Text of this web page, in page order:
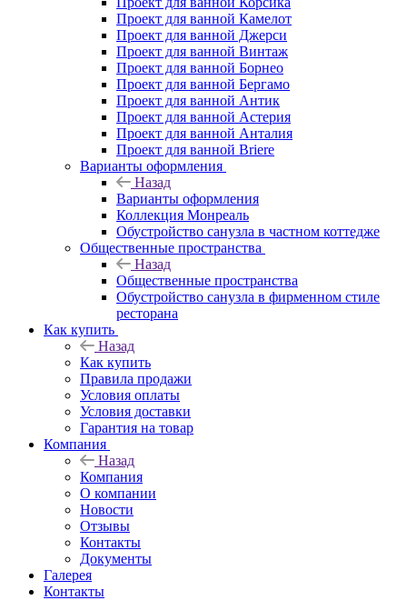
Проект для ванной Камелот
Проект для ванной Джерси
Проект для ванной Винтаж
Проект для ванной Борнео
Проект для ванной Бергамо
Проект для ванной Антик
Проект для ванной Астерия
Проект для ванной Анталия
Проект для ванной Briere
Варианты оформления
Назад
Варианты оформления
Коллекция Монреаль
Обустройство санузла в частном коттедже
Общественные пространства
Назад
Общественные пространства
Обустройство санузла в фирменном стиле
ресторана
Как купить
Назад
Как купить
Правила продажи
Условия оплаты
Условия доставки
Гарантия на товар
Компания
Назад
Компания
О компании
Новости
Отзывы
Контакты
Документы
Галерея
Контакты